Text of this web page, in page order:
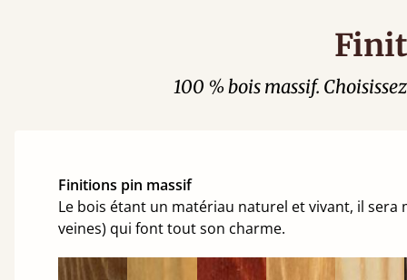
100 % bois massif.
Finitions pin massif
Le bois étant un matériau naturel et vivant, il
veines) qui font tout son charme.